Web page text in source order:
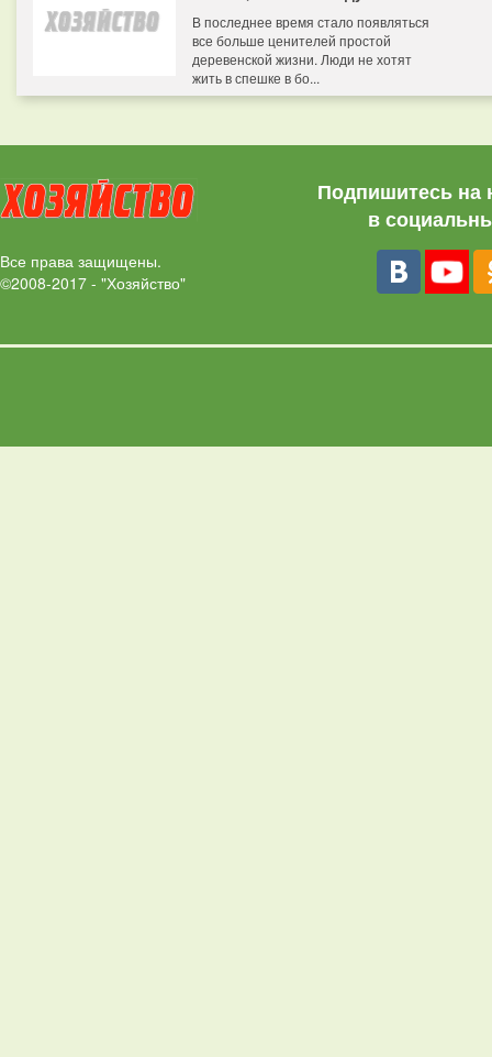
В последнее время стало появляться
все больше ценителей простой
деревенской жизни. Люди не хотят
жить в спешке в бо...
Все права защищены.
©2008-2017 - "Хозяйство"
Подпишитесь на
в